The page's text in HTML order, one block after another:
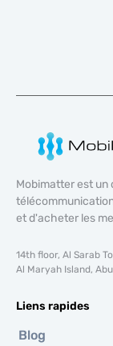
Mobimatter est un
et d'acheter les
14th floor, Al Sarab
Al Maryah Island,
Liens rapides
Blog